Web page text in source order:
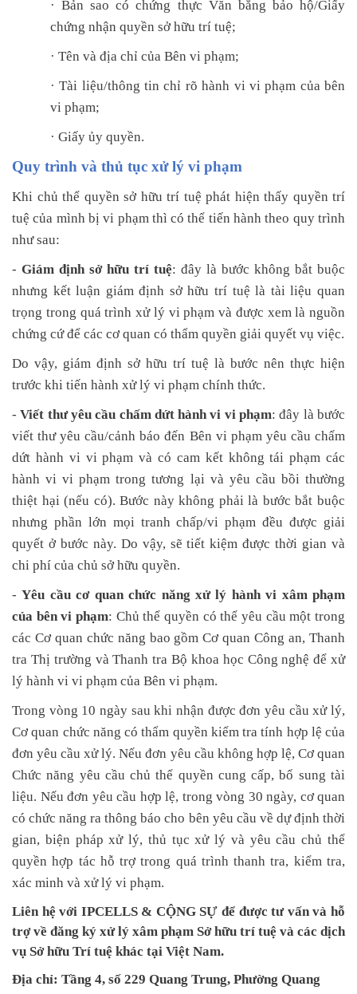
·Bản sao có chứng thực Văn bằng bảo hộ/Giấy
chứng nhận quyền sở hữu trí tuệ;
· Tên và địa chỉ của Bên vi phạm;
·Tài liệu/thông tin chỉ rõ hành vi vi phạm của bên
vi phạm;
· Giấy ủy quyền.
Quy trình và thủ tục xử lý vi phạm
Khi chủ thể quyền sở hữu trí tuệ phát hiện thấy quyền trí
tuệ của mình bị vi phạm thì có thể tiến hành theo quy trình
như sau:
- Giám định sở hữu trí tuệ: đây là bước không bắt buộc
nhưng kết luận giám định sở hữu trí tuệ là tài liệu quan
trọng trong quá trình xử lý vi phạm và được xem là nguồn
chứng cứ để các cơ quan có thẩm quyền giải quyết vụ việc.
Do vậy, giám định sở hữu trí tuệ là bước nên thực hiện
trước khi tiến hành xử lý vi phạm chính thức.
-Viết thư yêu cầu chấm dứt hành vi vi phạm: đây là bước
viết thư yêu cầu/cảnh báo đến Bên vi phạm yêu cầu chấm
dứt hành vi vi phạm và có cam kết không tái phạm các
hành vi vi phạm trong tương lại và yêu cầu bồi thường
thiệt hại (nếu có). Bước này không phải là bước bắt buộc
nhưng phần lớn mọi tranh chấp/vi phạm đều được giải
quyết ở bước này. Do vậy, sẽ tiết kiệm được thời gian và
chi phí của chủ sở hữu quyền.
-Yêu cầu cơ quan chức năng xử lý hành vi xâm phạm
của bên vi phạm: Chủ thể quyền có thể yêu cầu một trong
các Cơ quan chức năng bao gồm Cơ quan Công an, Thanh
tra Thị trường và Thanh tra Bộ khoa học Công nghệ để xử
lý hành vi vi phạm của Bên vi phạm.
Trong vòng 10 ngày sau khi nhận được đơn yêu cầu xử lý,
Cơ quan chức năng có thẩm quyền kiểm tra tính hợp lệ của
đơn yêu cầu xử lý. Nếu đơn yêu cầu không hợp lệ, Cơ quan
Chức năng yêu cầu chủ thể quyền cung cấp, bổ sung tài
liệu. Nếu đơn yêu cầu hợp lệ, trong vòng 30 ngày, cơ quan
có chức năng ra thông báo cho bên yêu cầu về dự định thời
gian, biện pháp xử lý, thủ tục xử lý và yêu cầu chủ thể
quyền hợp tác hỗ trợ trong quá trình thanh tra, kiểm tra,
xác minh và xử lý vi phạm.
Liên hệ với IPCELLS & CỘNG SỰ để được tư vấn và hỗ
trợ về đăng ký xử lý xâm phạm Sở hữu trí tuệ và các dịch
vụ Sở hữu Trí tuệ khác tại Việt Nam.
Địa chỉ: Tầng 4, số 229 Quang Trung, Phường Quang